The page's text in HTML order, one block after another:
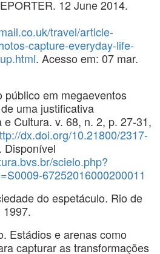
12 June 2014.
travel/article-
capture-everyday-life-
. Acesso em: 07 mar.
público em megaeventos
uma justificativa
Cultura. v. 68, n. 2, p. 27-31,
dx.doi.org/10.21800/2317-
. Disponível
scielo.php?
67252016000200011
do espetáculo. Rio de
Estádios e arenas como
capturar as transformações